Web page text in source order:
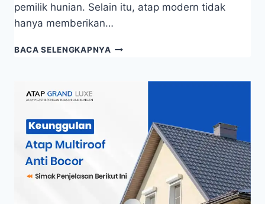
pemilik hunian. Selain itu, atap modern tidak
hanya memberikan…
BACA SELENGKAPNYA